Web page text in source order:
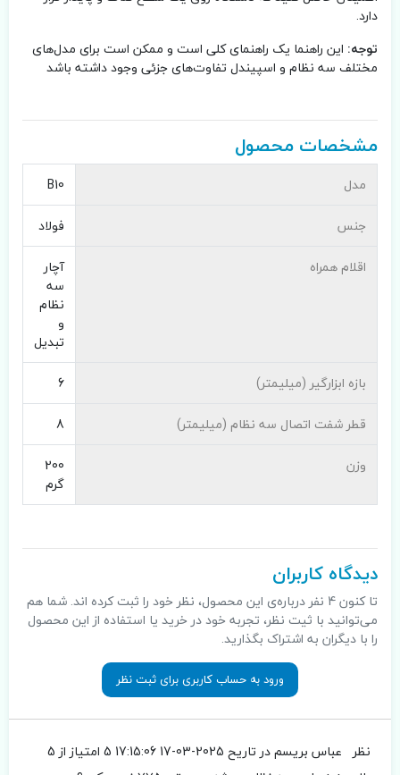
دارد.
توجه: این راهنما یک راهنمای کلی است و ممکن است برای مدل‌های
مختلف سه نظام و اسپیندل تفاوت‌های جزئی وجود داشته باشد
مشخصات محصول
مدل
B10
جنس
فولاد
اقلام همراه
آچار
سه
نظام
و
تبدیل
بازه ابزارگیر (میلیمتر)
6
قطر شفت اتصال سه نظام (میلیمتر)
8
وزن
200
گرم
دیدگاه کاربران
تا کنون 4 نفر درباره‌ی این محصول، نظر خود را ثبت کرده اند. شما هم
می‌توانید با ثیت نظر، تجربه خود در خرید یا استفاده از این محصول
را با دیگران به اشتراک بگذارید.
ورود به حساب کاربری برای ثبت نظر
نظر عباس بریسمدر تاریح 2025-03-17 17:15:06
5 امتیاز از 5